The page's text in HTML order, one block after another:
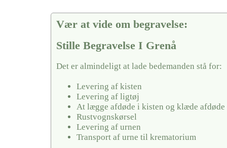
Vær at vide om begravelse:
Stille Begravelse I Grenå
Det er almindeligt at lade bedemanden stå for:
Levering af kisten
Levering af ligtøj
At lægge afdøde i kisten og klæde afdøde
Rustvognskørsel
Levering af urnen
Transport af urne til krematorium